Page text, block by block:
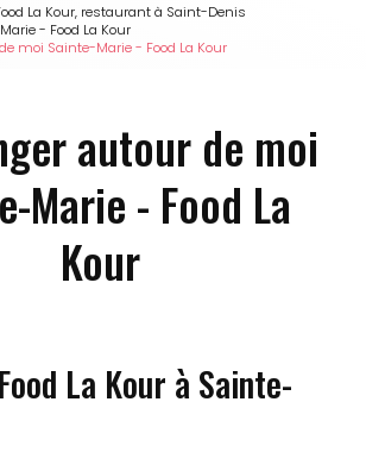
La Kour, restaurant à Saint-Denis
- Food La Kour
moi Sainte-Marie - Food La Kour
autour de moi
Marie - Food La
Kour
La Kour à Sainte-